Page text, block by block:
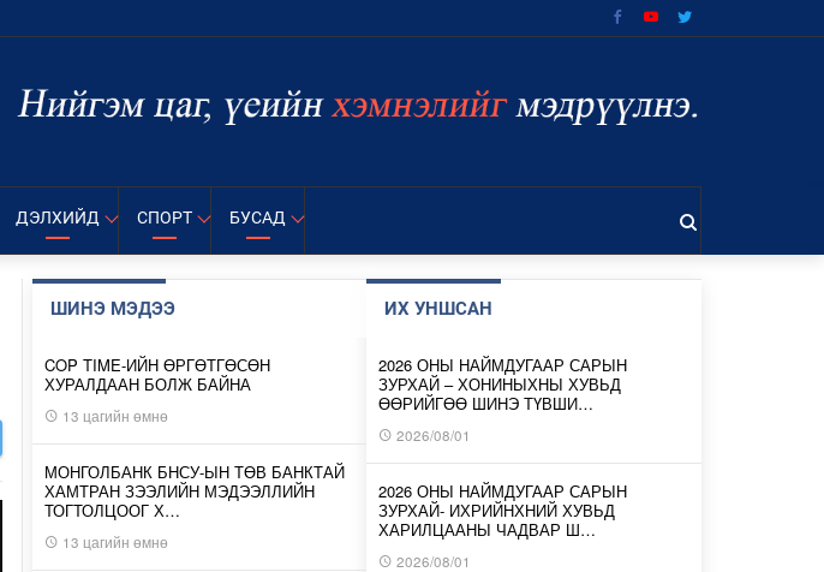
ДЭЛХИЙД СПОРТ БУСАД
ШИНЭ МЭДЭЭ
COP TIME-ИЙН ӨРГӨТГӨСӨН
ХУРАЛДААН БОЛЖ БАЙНА
13 цагийн өмнө
МОНГОЛБАНК БНСУ-ЫН ТӨВ БАНКТАЙ
ХАМТРАН ЗЭЭЛИЙН МЭДЭЭЛЛИЙН
ТОГТОЛЦООГ Х…
13 цагийн өмнө
ИХ УНШСАН
2026 ОНЫ НАЙМДУГААР САРЫН
ЗУРХАЙ – ХОНИНЫХНЫ ХУВЬД
ӨӨРИЙГӨӨ ШИНЭ ТҮВШИ…
2026/08/01
2026 ОНЫ НАЙМДУГААР САРЫН
ЗУРХАЙ- ИХРИЙНХНИЙ ХУВЬД
ХАРИЛЦААНЫ ЧАДВАР Ш…
2026/08/01